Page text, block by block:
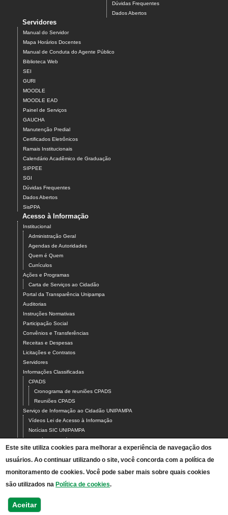
Dúvidas Frequentes
Dados Abertos
Servidores
Manual do Servidor
Mapa Horários Docentes
Manual de Conduta do Agente Público
Biblioteca Web
SEI
GURI
MOODLE
MOODLE EAD
Painel de Serviços
GAUCHA
Manutenção Predial
Certificados Eletrônicos
Ramais Institucionais
Calendário Acadêmico de Graduação
SIPPEE
SGI
Dúvidas Frequentes
Dados Abertos
SisPPA
Acesso à Informação
Institucional
Administração Geral
Agendas de Autoridades
Quem é Quem
Currículos
Ações e Programas
Carta de Serviços ao Cidadão
Portal da Transparência Unipampa
Auditorias
Instruções Normativas
Participação Social
Convênios e Transferências
Receitas e Despesas
Licitações e Contratos
Servidores
Informações Classificadas
CPADS
Cronograma de reuniões CPADS
Reuniões CPADS
Serviço de Informação ao Cidadão UNIPAMPA
Vídeos Lei de Acesso à Informação
Notícias SIC UNIPAMPA
Relatórios Estatísticos SIC UNIPAMPA
Fluxograma SIC UNIPAMPA
Perguntas Frequentes
Dados Abertos
LGPD - Lei Geral de Proteção de Dados Pessoais
Transparência e Prestação de Contas
Consulta Processos Públicos
Este site utiliza cookies para melhorar a experiência de navegação dos
usuários. Ao continuar utilizando o site, você concorda com a política de
monitoramento de cookies. Você pode saber mais sobre quais cookies
são utilizados na Política de cookies.
Aceitar